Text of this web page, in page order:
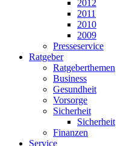
2012
2011
2010
2009
Presseservice
Ratgeber
Ratgeberthemen
Business
Gesundheit
Vorsorge
Sicherheit
Sicherheit
Finanzen
Service